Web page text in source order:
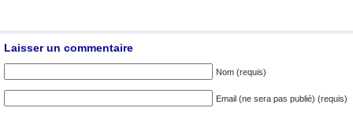
Laisser un commentaire
Nom (requis)
Email (ne sera pas publié) (requis)